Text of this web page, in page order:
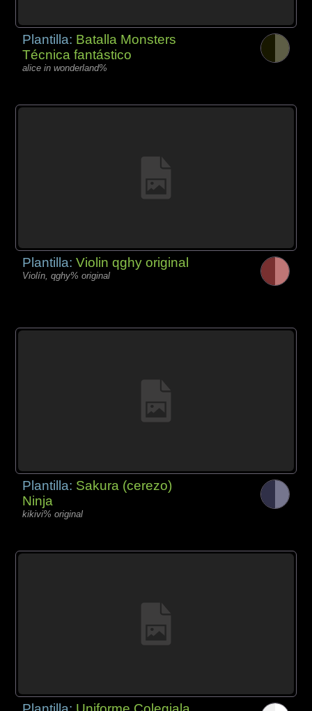
Plantilla: Batalla Monsters
Técnica fantástico
alice in wonderland%
Plantilla:Violin qghy original
Violín, qghy% original
Plantilla: Sakura (cerezo)
Ninja
kikivi% original